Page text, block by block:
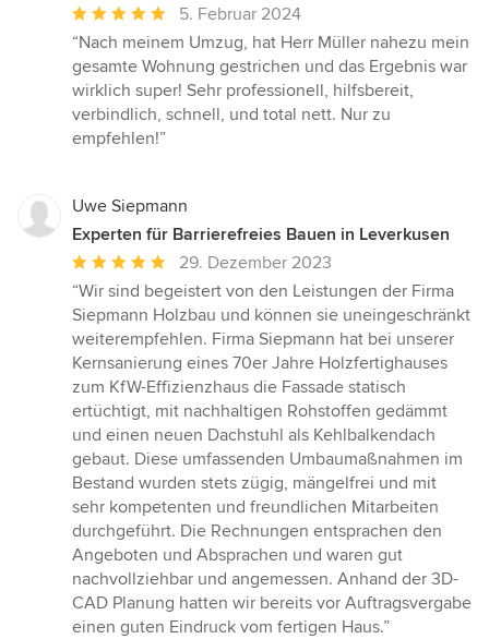
Durchschnittliche
Bewertung:
5
von
5
Sternen
5. Februar 2024
“Nach meinem Umzug, hat Herr Müller nahezu mein
gesamte Wohnung gestrichen und das Ergebnis war
wirklich super! Sehr professionell, hilfsbereit,
verbindlich, schnell, und total nett. Nur zu
empfehlen!”
Uwe Siepmann
Experten für Barrierefreies Bauen in Leverkusen
Durchschnittliche
Bewertung:
5
von
5
Sternen
29. Dezember 2023
“Wir sind begeistert von den Leistungen der Firma
Siepmann Holzbau und können sie uneingeschränkt
weiterempfehlen. Firma Siepmann hat bei unserer
Kernsanierung eines 70er Jahre Holzfertighauses
zum KfW-Effizienzhaus die Fassade statisch
ertüchtigt, mit nachhaltigen Rohstoffen gedämmt
und einen neuen Dachstuhl als Kehlbalkendach
gebaut. Diese umfassenden Umbaumaßnahmen im
Bestand wurden stets zügig, mängelfrei und mit
sehr kompetenten und freundlichen Mitarbeiten
durchgeführt. Die Rechnungen entsprachen den
Angeboten und Absprachen und waren gut
nachvollziehbar und angemessen. Anhand der 3D-
CAD Planung hatten wir bereits vor Auftragsvergabe
einen guten Eindruck vom fertigen Haus.”